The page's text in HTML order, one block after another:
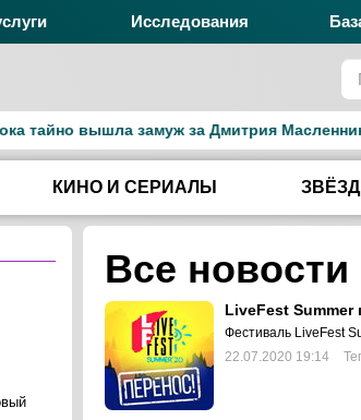
Исследования
тайно вышла замуж за Дмитрия
КИНО И СЕРИАЛЫ
Все новости
LiveFest Summer
Фестиваль LiveFest
22.07.2020 19:14